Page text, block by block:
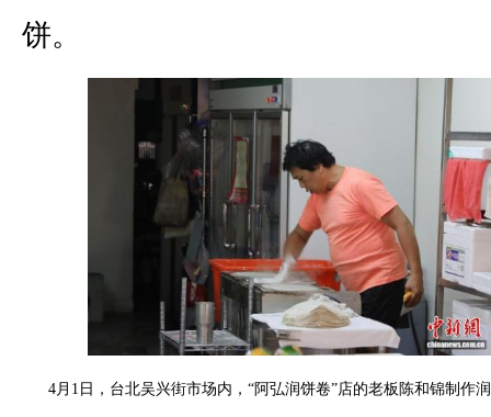
饼。
4月1日，台北吴兴街市场内，“阿弘润饼卷”店的老板陈和锦制作